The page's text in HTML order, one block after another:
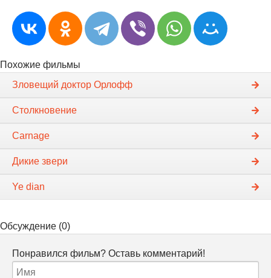
Похожие фильмы
Зловещий доктор Орлофф
Столкновение
Carnage
Дикие звери
Ye dian
Обсуждение (0)
Понравился фильм? Оставь комментарий!